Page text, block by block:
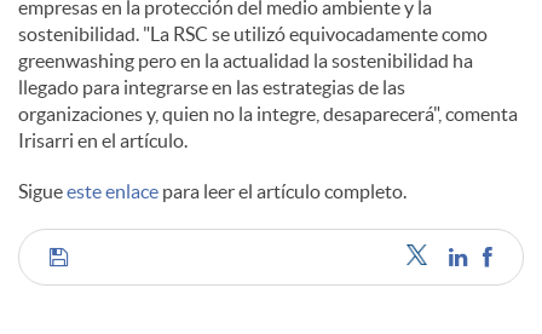
c
o
n
t
empresas en la protección del medio ambiente y la
sostenibilidad. "La RSC se utilizó equivocadamente como
greenwashing pero en la actualidad la sostenibilidad ha
llegado para integrarse en las estrategias de las
organizaciones y, quien no la integre, desaparecerá", comenta
Irisarri en el artículo.
Sigueeste enlace para leer el artículo completo.
C